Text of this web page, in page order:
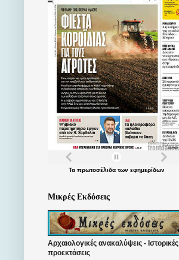
Τα πρωτοσέλιδατων εφημερίδων
Μικρές Εκδόσεις
Αρχαιολογικές ανακαλύψεις - Ιστορικές
προεκτάσεις